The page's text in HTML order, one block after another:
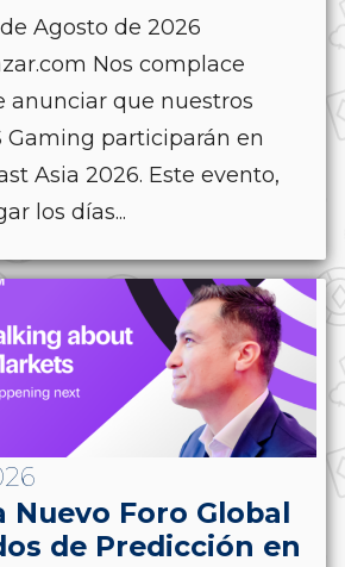
Agosto de 2026
Nos complace
anunciar que nuestros
Gaming participarán en
Asia 2026. Este evento,
los días...
Nuevo Foro Global
de Predicción en